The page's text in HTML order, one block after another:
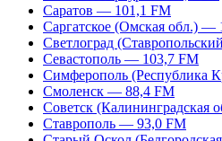
Саратов — 101,1 FM
Саргатское (Омская обл.) —
Светлоград
Севастополь — 103,7 FM
Симферополь (Республика
Смоленск — 88,4 FM
Советск (Калининградская
Ставрополь — 93,0 FM